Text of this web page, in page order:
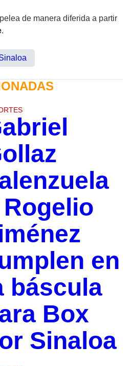
de manera diferida a partir
.
en
báscula
Box
Sinaloa